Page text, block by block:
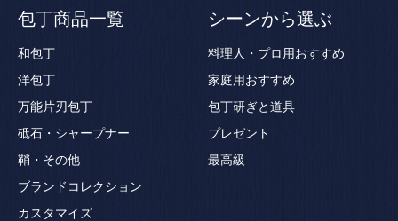
包丁商品一覧
和包丁
洋包丁
万能片刃包丁
砥石・シャープナー
鞘・その他
ブランドコレクション
カスタマイズ
シーンから選ぶ
料理人・プロ用おすすめ
家庭用おすすめ
包丁研ぎと道具
プレゼント
最高級